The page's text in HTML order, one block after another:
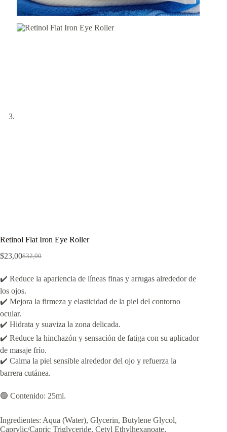
Retinol Flat Iron Eye Roller
$32,00
El
original
$32,00.
$23,00El
actual
$23,00.
✔️ Reduce la apariencia de líneas finas y arrugas alrededor de
los ojos.
✔️ Mejora la firmeza y elasticidad de la piel del contorno
ocular.
✔️ Hidrata y suaviza la zona delicada.
✔️ Reduce la hinchazón y sensación de fatiga con su aplicador
de masaje frío.
✔️ Calma la piel sensible alrededor del ojo y refuerza la
barrera cutánea.
🟢 Contenido: 25ml.
Ingredientes: Aqua (Water), Glycerin, Butylene Glycol,
Caprylic/Capric Triglyceride, Cetyl Ethylhexanoate,